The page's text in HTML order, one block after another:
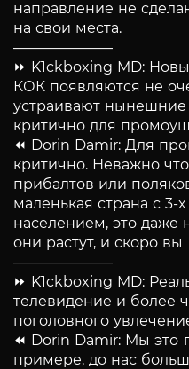
направление не
на свои места.
———————
⏩ K1ckboxing MD:
КОК появляются не
устраивают
критично для
⏪ Dorin Damir: Для
критично. Неважно
прибалтов или
маленькая страна с
населением, это
они растут, и скоро вы
———————
⏩ K1ckboxing MD:
телевидение и более
поголовного
⏪ Dorin Damir: Мы это
примере, до нас